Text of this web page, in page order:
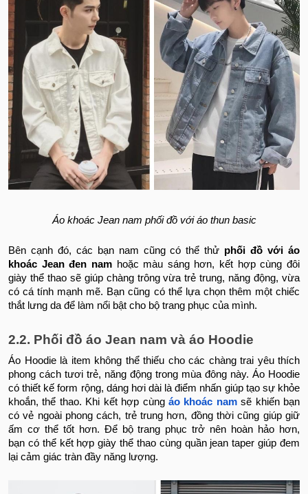
Áo khoác Jean nam phối đồ với áo thun basic
Bên cạnh đó, các bạn nam cũng có thể thử phối đồ với áo
khoác Jean đen nam hoặc màu sáng hơn, kết hợp cùng đôi
giày thể thao sẽ giúp chàng trông vừa trẻ trung, năng động, vừa
có cá tính mạnh mẽ. Bạn cũng có thể lựa chọn thêm một chiếc
thắt lưng da để làm nổi bật cho bộ trang phục của mình.
2.2. Phối đồ áo Jean nam và áo Hoodie
Áo Hoodie là item không thể thiếu cho các chàng trai yêu thích
phong cách tươi trẻ, năng động trong mùa đông này. Áo Hoodie
có thiết kế form rộng, dáng hơi dài là điểm nhấn giúp tạo sự khỏe
khoắn, thể thao. Khi kết hợp cùng áo khoác namsẽ khiến bạn
có vẻ ngoài phong cách, trẻ trung hơn, đồng thời cũng giúp giữ
ấm cơ thể tốt hơn. Để bộ trang phục trở nên hoàn hảo hơn,
bạn có thể kết hợp giày thể thao cùng quần jean taper giúp đem
lại cảm giác tràn đầy năng lượng.